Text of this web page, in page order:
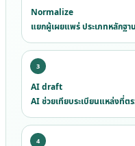
Normalize
แยกผู้เผยแพร่ ประเภทหลักฐ
AI draft
AI ช่วยเทียบระเบียนแหล่งที่ต